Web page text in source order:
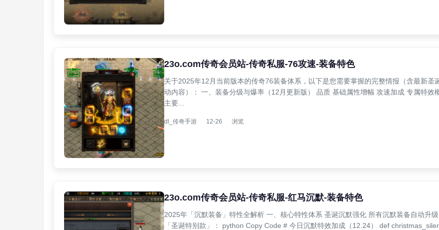
23o.com传奇会员站-传奇私服-76攻速-装备特色
关于2025年12月当前版本的传奇76装备体系，以下是您需要掌握的完整情报（含最新圣
动内容）： 一、装备分级与爆率（12月更新版） 品质 基础属性增幅 攻速加成 专属特效
主要...
dl_传奇手游 12-26 浏览
23o.com传奇会员站-传奇私服-红马沉默-装备特色
2025年「沉默装备」特性全解析 一、核心特性体系 圣诞沉默强化 所有沉默装备自动升
「圣诞特别款」： python Copy Code # 今日沉默特效加成（12.24） def